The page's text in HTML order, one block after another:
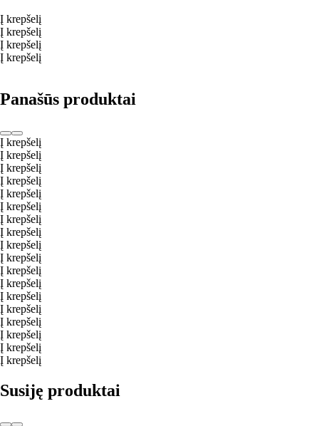
Į krepšelį
Į krepšelį
Į krepšelį
Į krepšelį
Panašūs produktai
Į krepšelį
Į krepšelį
Į krepšelį
Į krepšelį
Į krepšelį
Į krepšelį
Į krepšelį
Į krepšelį
Į krepšelį
Į krepšelį
Į krepšelį
Į krepšelį
Į krepšelį
Į krepšelį
Į krepšelį
Į krepšelį
Į krepšelį
Į krepšelį
Susiję produktai